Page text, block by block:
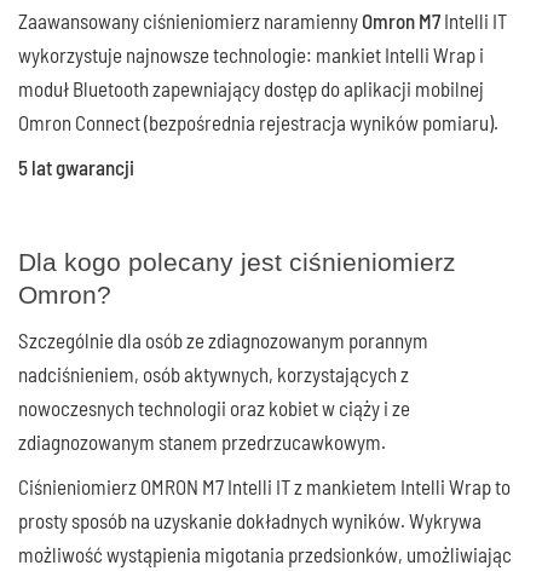
Zaawansowany ciśnieniomierz naramienny Omron M7 Intelli IT
wykorzystuje najnowsze technologie: mankiet Intelli Wrap i
moduł Bluetooth zapewniający dostęp do aplikacji mobilnej
Omron Connect (bezpośrednia rejestracja wyników pomiaru).
5 lat gwarancji
Dla kogo polecany jest ciśnieniomierz
Omron?
Szczególnie dla osób ze zdiagnozowanym porannym
nadciśnieniem, osób aktywnych, korzystających z
nowoczesnych technologii oraz kobiet w ciąży i ze
zdiagnozowanym stanem przedrzucawkowym.
Ciśnieniomierz OMRON M7 Intelli IT z mankietem Intelli Wrap to
prosty sposób na uzyskanie dokładnych wyników. Wykrywa
możliwość wystąpienia migotania przedsionków, umożliwiając